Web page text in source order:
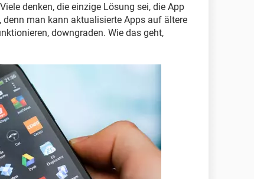
denken, die einzige Lösung sei, die App
man kann aktualisierte Apps auf ältere
downgraden. Wie das geht,